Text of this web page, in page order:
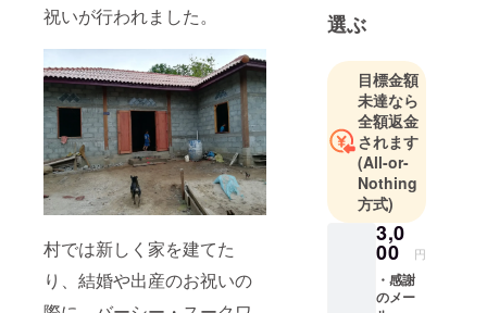
祝いが行われました。
村では新しく家を建てた
り、結婚や出産のお祝いの
選ぶ
目標金額
未達なら
全額返金
されます
(All-or-
Nothing
方式)
3,0
00 円
・感謝
のメー